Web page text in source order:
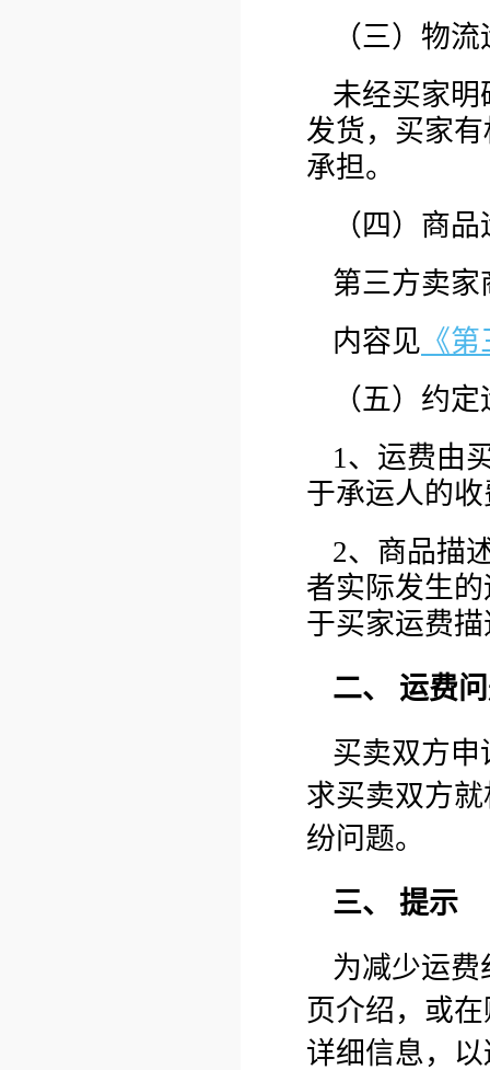
（三）物
未经买家
发货，买家
承担。
（四）商
第三方卖
内容见 《
（五）约
1、运费由
于承运人的
2、商品描
者实际发生
于买家运费
二、 运费
买卖双方
求买卖双方
纷问题。
三、 提示
为减少运
页介绍，或
详细信息，